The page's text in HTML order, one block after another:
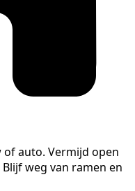
auto. Vermijd open
weg van ramen en